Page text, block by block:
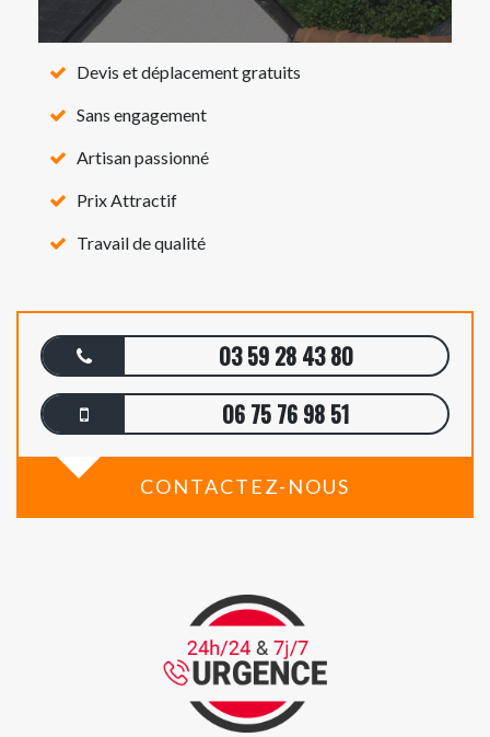
Devis et déplacement gratuits
Sans engagement
Artisan passionné
Prix Attractif
Travail de qualité
03 59 28 43 80
06 75 76 98 51
CONTACTEZ-NOUS